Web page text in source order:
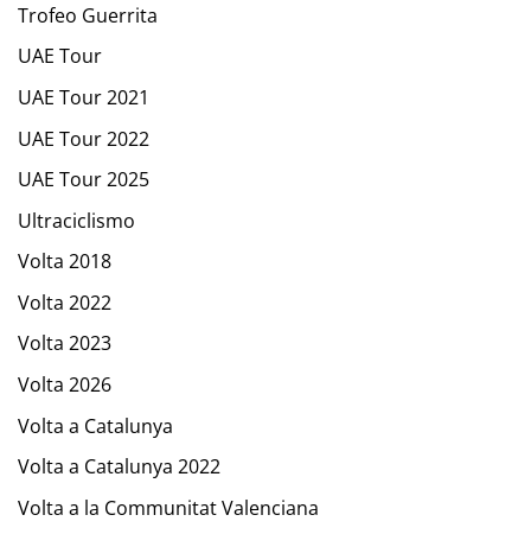
Trofeo Guerrita
UAE Tour
UAE Tour 2021
UAE Tour 2022
UAE Tour 2025
Ultraciclismo
Volta 2018
Volta 2022
Volta 2023
Volta 2026
Volta a Catalunya
Volta a Catalunya 2022
Volta a la Communitat Valenciana